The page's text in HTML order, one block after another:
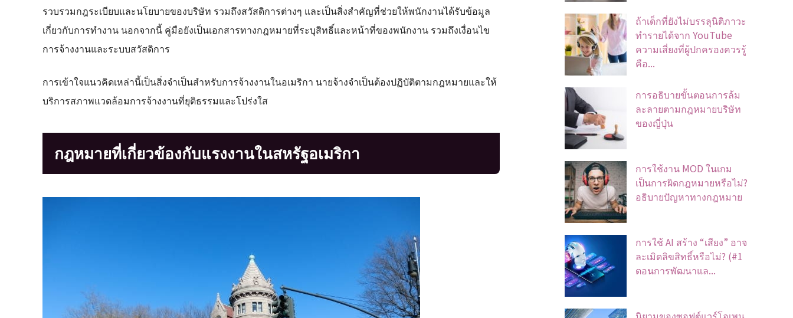
รวบรวมกฎระเบียบและนโยบายของบริษัท รวมถึงสวัสดิการต่างๆ และเป็นสิ่งสำคัญที่ช่วยให้พนักงานได้รับข้อมูล
เกี่ยวกับการทำงาน นอกจากนี้ คู่มือยังเป็นเอกสารทางกฎหมายที่ระบุสิทธิ์และหน้าที่ของพนักงาน รวมถึงเงื่อนไข
การจ้างงานและระบบสวัสดิการ
การเข้าใจแนวคิดเหล่านี้เป็นสิ่งจำเป็นสำหรับการจ้างงานในอเมริกา นายจ้างจำเป็นต้องปฏิบัติตามกฎหมายและให้
บริการสภาพแวดล้อมการจ้างงานที่ยุติธรรมและโปร่งใส
กฎหมายที่เกี่ยวข้องกับแรงงานในสหรัฐอเมริกา
ถ้าเด็กที่ยังไม่บรรลุนิติภาวะ
ทำรายได้จาก YouTube
ความเสี่ยงที่ผู้ปกครองควรรู้
คือ...
การอธิบายขั้นตอนการล้ม
ละลายตามกฎหมายบริษัท
ของญี่ปุ่น
การใช้งาน MOD ในเกม
เป็นการผิดกฎหมายหรือไม่?
อธิบายปัญหาทางกฎหมาย
การใช้ AI สร้าง “เสียง” อาจ
ละเมิดลิขสิทธิ์หรือไม่? (#1
ตอนการพัฒนาแล...